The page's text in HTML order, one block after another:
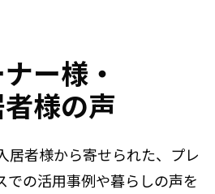
ー様・
様の声
者様から寄せられた、 プレ
での活用事例や暮らしの声を